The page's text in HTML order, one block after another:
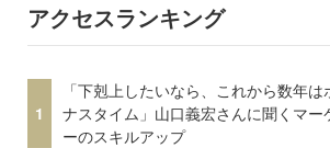
アクセスランキング
1
「下剋上したいなら、これから数年は
ナスタイム」山口義宏さんに聞くマー
ーのスキルアップ